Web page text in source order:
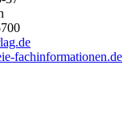
fachinformationen.de